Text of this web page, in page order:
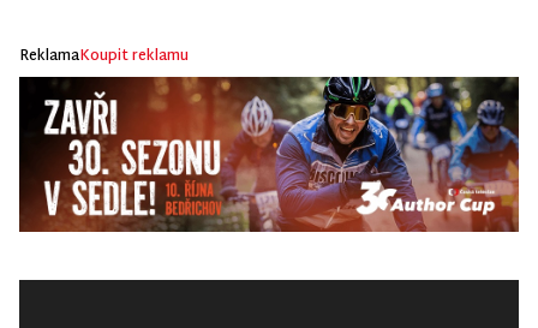
ReklamaKoupit reklamu